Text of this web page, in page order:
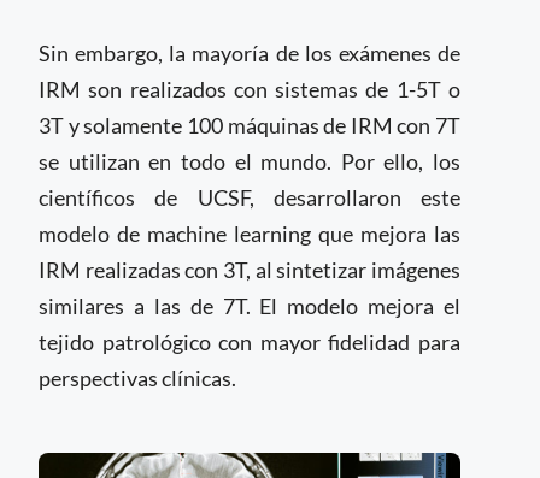
Sin embargo, la mayoría de los exámenes de
IRM son realizados con sistemas de 1-5T o
3T y solamente 100 máquinas de IRM con 7T
se utilizan en todo el mundo. Por ello, los
científicos de UCSF, desarrollaron este
modelo de machine learning que mejora las
IRM realizadas con 3T, al sintetizar imágenes
similares a las de 7T. El modelo mejora el
tejido patrológico con mayor fidelidad para
perspectivas clínicas.